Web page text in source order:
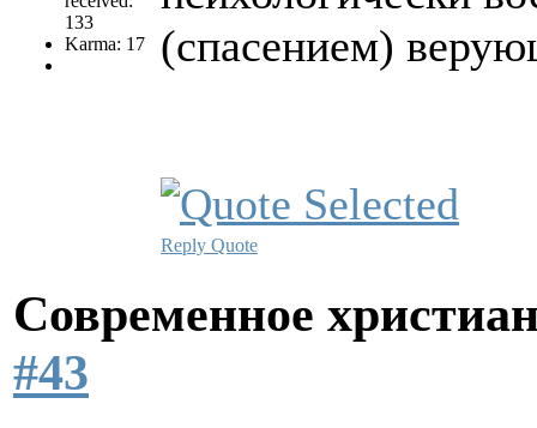
133
Karma: 17
(спасением)
Reply Quote
Современное
#43